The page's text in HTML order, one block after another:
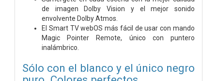
de imagen Dolby Vision y el mejor sonido
envolvente Dolby Atmos.
El Smart TV webOS más fácil de usar con mando
Magic Pointer Remote, único con puntero
inalámbrico.
Sólo con el blanco y el único negro